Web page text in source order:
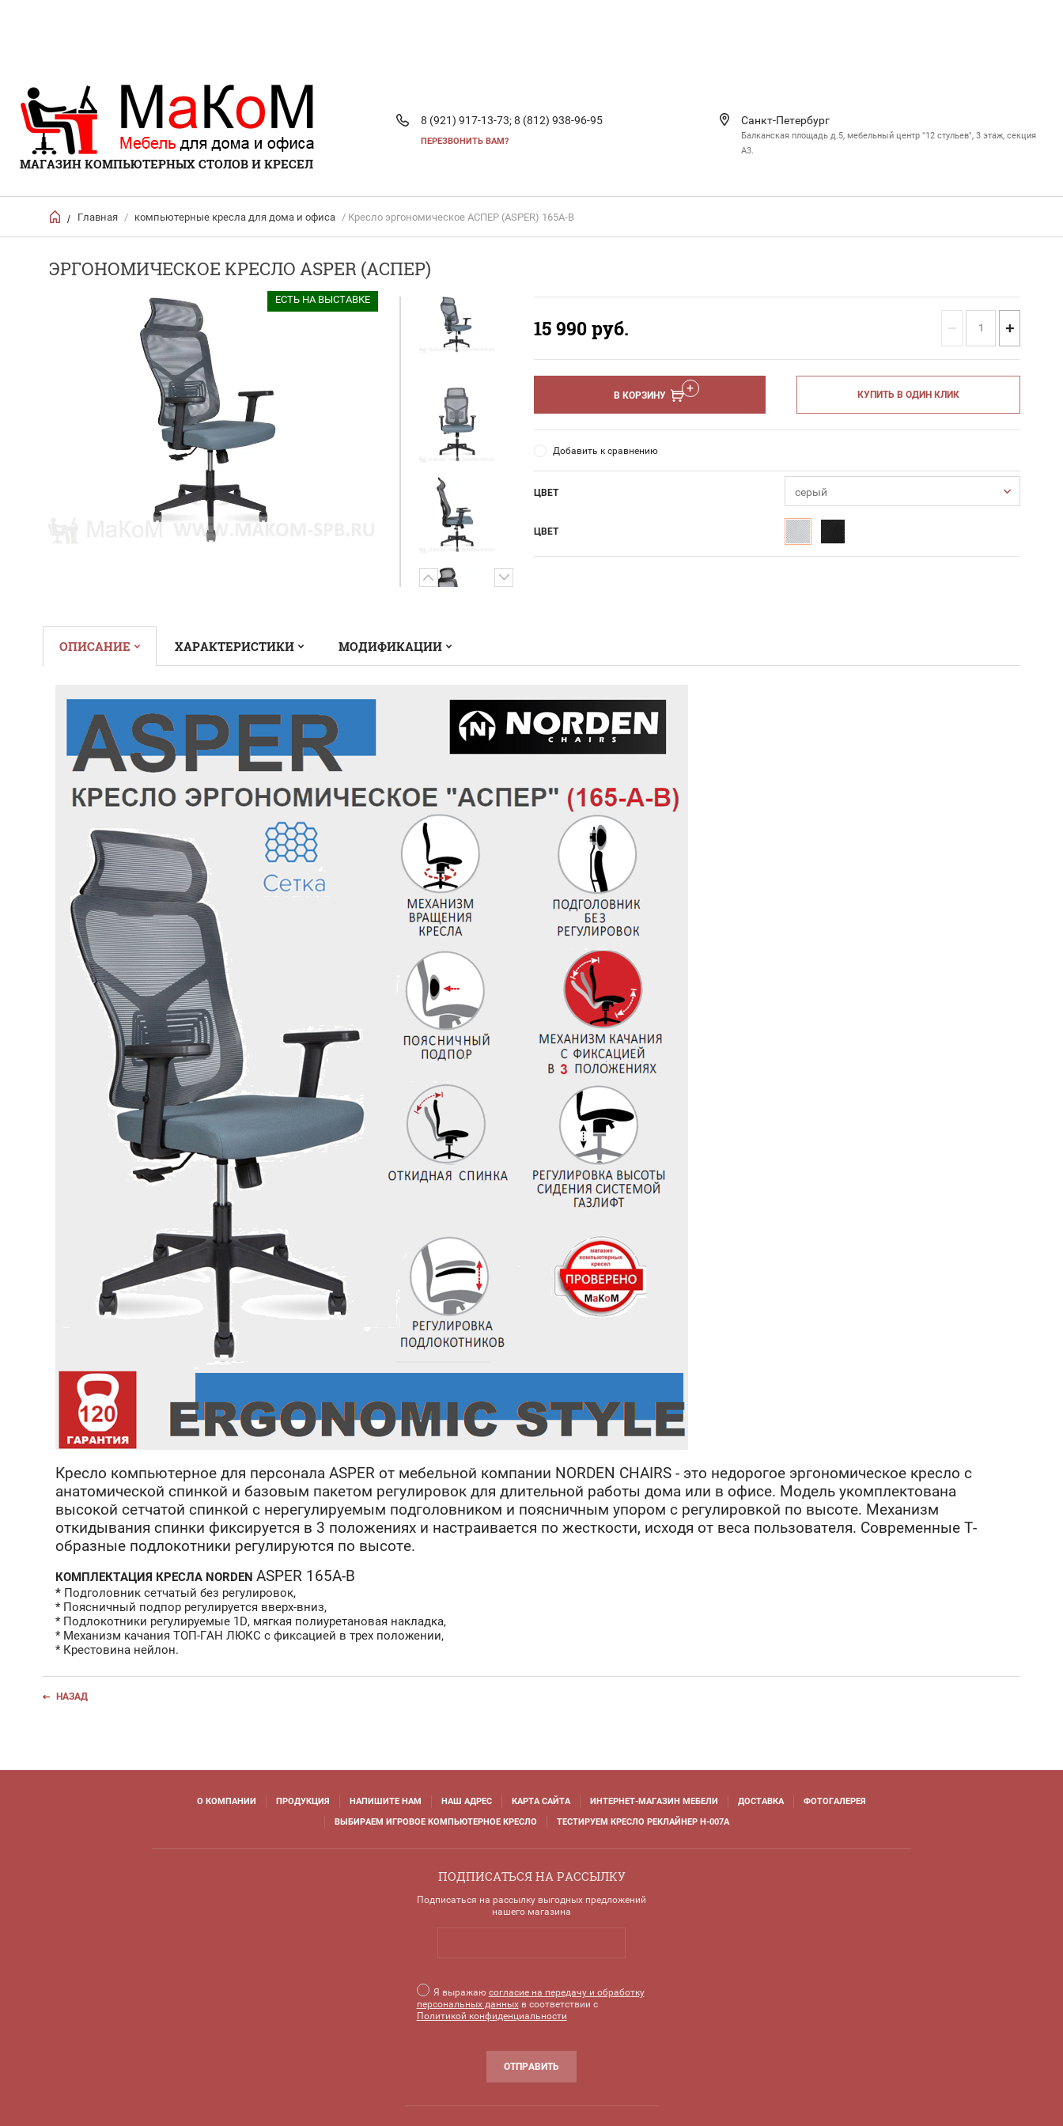
МАГАЗИН КОМПЬЮТЕРНЫХ СТОЛОВ И КРЕСЕЛ
8 (921) 917-13-73;8 (812) 938-96-95
ПЕРЕЗВОНИТЬ ВАМ?
Санкт-Петербург
Балканская площадь д.5, мебельный центр "12 стульев", 3 этаж, секция
А3.
/ Главная / компьютерные кресла для дома и офиса / Кресло эргономическое АСПЕР (ASPER) 165A-B
ЭРГОНОМИЧЕСКОЕ КРЕСЛО ASPER (АСПЕР)
ЕСТЬ НА ВЫСТАВКЕ
15 990 руб. − +
В КОРЗИНУ КУПИТЬ В ОДИН КЛИК
Добавить к сравнению
ЦВЕТ серый
ЦВЕТ
ОПИСАНИЕ ХАРАКТЕРИСТИКИ МОДИФИКАЦИИ
Кресло компьютерное для персонала ASPER от мебельной компании NORDEN CHAIRS - это недорогое эргономическое кресло с
анатомической спинкой и базовым пакетом регулировок для длительной работы дома или в офисе. Модель укомплектована
высокой сетчатой спинкой с нерегулируемым подголовником и поясничным упором с регулировкой по высоте. Механизм
откидывания спинки фиксируется в 3 положениях и настраивается по жесткости, исходя от веса пользователя. Современные Т-
образные подлокотники регулируются по высоте.
КОМПЛЕКТАЦИЯ КРЕСЛА NORDEN ASPER 165A-B
* Подголовник сетчатый без регулировок,
* Поясничный подпор регулируется вверх-вниз,
* Подлокотники регулируемые 1D, мягкая полиуретановая накладка,
* Механизм качания ТОП-ГАН ЛЮКС с фиксацией в трех положении,
* Крестовина нейлон.
НАЗАД
О КОМПАНИИ ПРОДУКЦИЯ НАПИШИТЕ НАМ НАШ АДРЕС КАРТА САЙТА ИНТЕРНЕТ-МАГАЗИН МЕБЕЛИ ДОСТАВКА
ФОТОГАЛЕРЕЯ
ВЫБИРАЕМ ИГРОВОЕ КОМПЬЮТЕРНОЕ КРЕСЛО
ТЕСТИРУЕМ КРЕСЛО РЕКЛАЙНЕР H-007A
ПОДПИСАТЬСЯ НА РАССЫЛКУ
Подписаться на рассылку выгодных предложений
нашего магазина
Я выражаю согласие на передачу и обработку
персональных данныхв соответствии с
Политикой конфиденциальности
ОТПРАВИТЬ